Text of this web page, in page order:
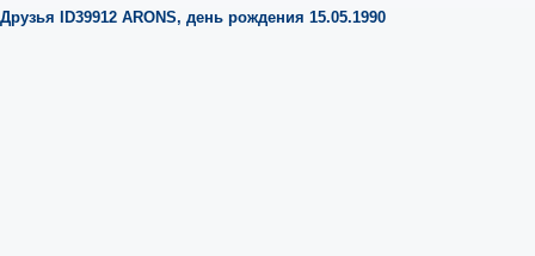
Друзья ID39912 ARONS, день рождения 15.05.1990